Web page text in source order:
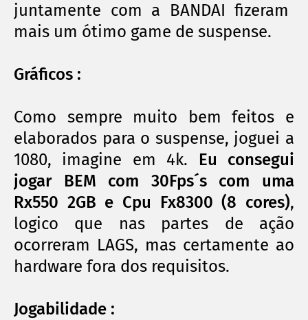
juntamente com a BANDAI fizeram
mais um ótimo game de suspense.
Gráficos :
Como sempre muito bem feitos e
elaborados para o suspense, joguei a
1080, imagine em 4k. Eu consegui
jogar BEM com 30Fps´s com uma
Rx550 2GB e Cpu Fx8300 (8 cores),
logico que nas partes de ação
ocorreram LAGS, mas certamente ao
hardware fora dos requisitos.
Jogabilidade :